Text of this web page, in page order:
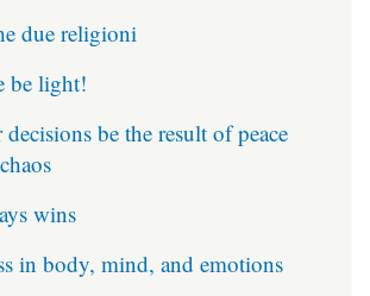
due religioni
be light!
be the result of peace
wins
in body, mind, and emotions